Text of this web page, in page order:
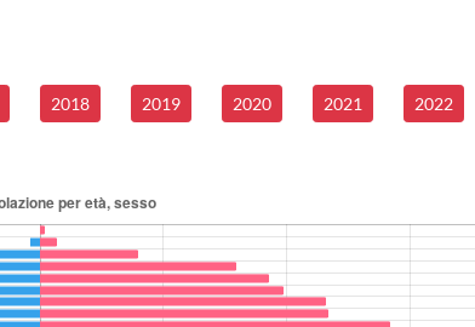
2018 2019 2020 2021 2022